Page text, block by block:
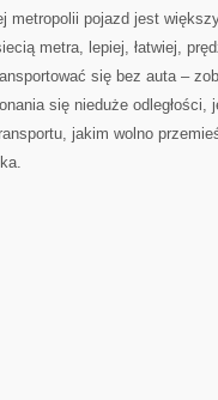
metropolii pojazd jest
metra, lepiej, łatwiej,
się bez auta –
się nieduże odległości,
jakim wolno